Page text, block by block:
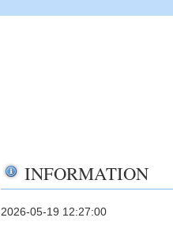
INFORMATION
2026-05-19 12:27:00